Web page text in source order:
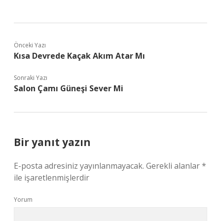
Önceki Yazı
Kısa Devrede Kaçak Akım Atar Mı
Sonraki Yazı
Salon Çamı Güneşi Sever Mi
Bir yanıt yazın
E-posta adresiniz yayınlanmayacak. Gerekli alanlar*
ile işaretlenmişlerdir
Yorum